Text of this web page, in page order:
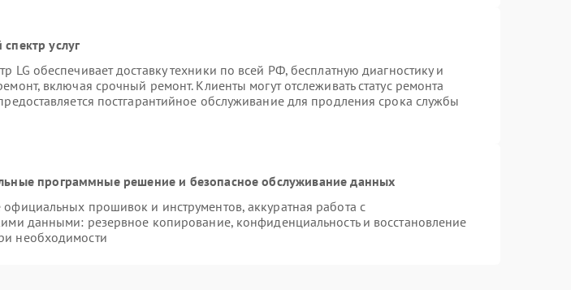
услуг
LG обеспечивает доставку техники по всей РФ, бесплатную диагностику и
включая срочный ремонт. Клиенты могут отслеживать статус ремонта
постгарантийное обслуживание для продления срока службы
программные решение и безопасное обслуживание данных
официальных прошивок и инструментов, аккуратная работа с
данными: резервное копирование, конфиденциальность и восстановление
необходимости